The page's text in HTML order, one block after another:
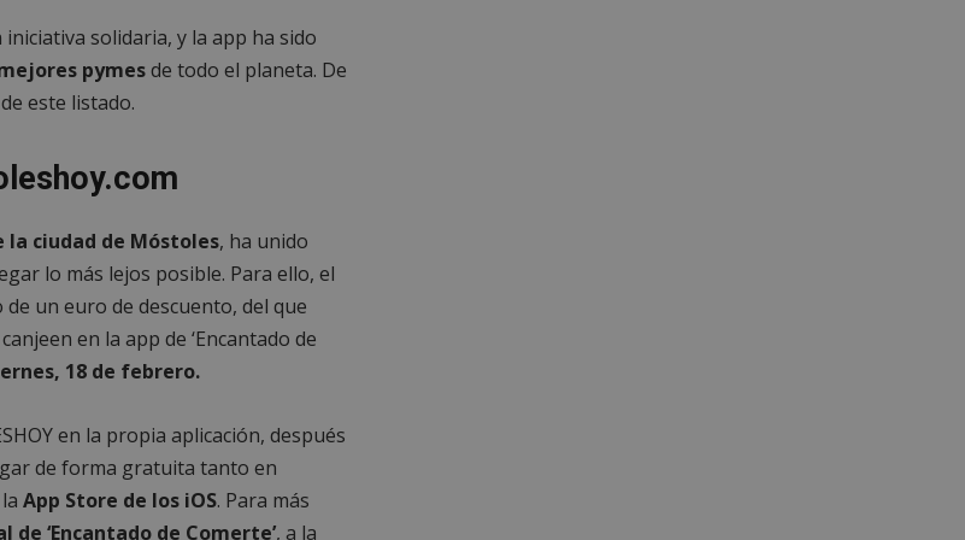
solidaria, y la app ha sido
pymesde todo el planeta. De
este listado.
la ciudad de Móstoles, ha unido
lo más lejos posible. Para ello, el
de un euro de descuento, del que
en la app de ‘Encantado de
18 de febrero.
en la propia aplicación, después
de forma gratuita tanto en
App Store de los iOS. Para más
de ‘Encantado de Comerte’, a la
56 segundos
y bots. Esto es beneficioso para el sitio web, con el
fin de realizar informes válidos sobre el uso de su
sitio web.
4 semanas 2
fin de realizar informes válidos sobre el uso de su
sitio web.
5 meses 4
semanas
Esta cookie se utiliza para almacenar el
consentimiento del usuario y las opciones de
privacidad para su interacción con el sitio. Registra
datos sobre el consentimiento del visitante en
1 semana 3
días
Esta cookie se utiliza para fines de autenticación y
seguridad, asegurando que los usuarios
permanezcan conectados y sus datos estén
protegidos mientras navegan por el sitio web o
interactúan con sus servicios.
Inc.
1 año
Esta cookie es utilizada por el servicio CloudFlare